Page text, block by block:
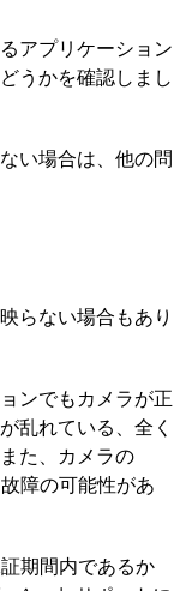
アプリケーション
うかを確認しまし
い場合は、他の問
らない場合もあり
ンでもカメラが正
乱れている、全く
た、カメラの
障の可能性があ
期間内であるか